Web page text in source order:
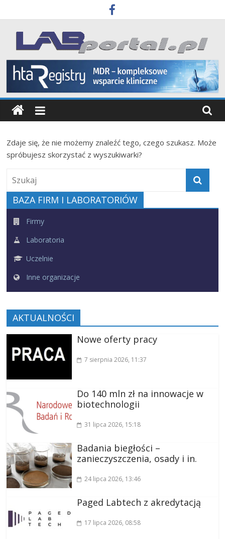
to
content
Labportal
Laboratoria
Aparatura
Badania
Zdaje się, że nie możemy znaleźć tego, czego szukasz. Może
spróbujesz skorzystać z wyszukiwarki?
BAZA FIRM I LABORATORIÓW
Firmy
Laboratoria
Uczelnie
Inne organizacje
AKTUALNOŚCI
Nowe oferty pracy
7 sierpnia 2026, 11:37
Do 140 mln zł na innowacje w
biotechnologii
31 lipca 2026, 15:18
Badania biegłości –
zanieczyszczenia, osady i in.
24 lipca 2026, 13:46
Paged Labtech z akredytacją
17 lipca 2026, 08:58